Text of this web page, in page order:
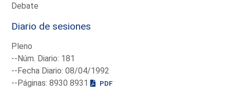
Debate
Diario de sesiones
Pleno
--Núm. Diario: 181
--Fecha Diario: 08/04/1992
--Páginas: 8930 8931
PDF